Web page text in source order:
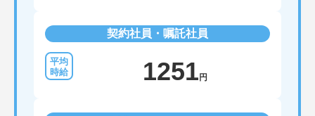
契約社員・嘱託社員
1251 円